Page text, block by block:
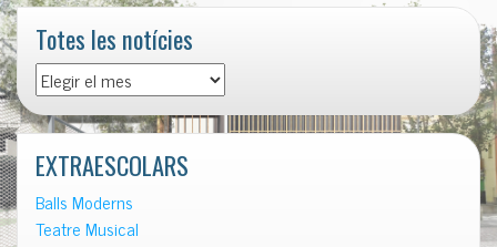
Totes les notícies
Totes
les
notícies
EXTRAESCOLARS
Balls Moderns
Teatre Musical